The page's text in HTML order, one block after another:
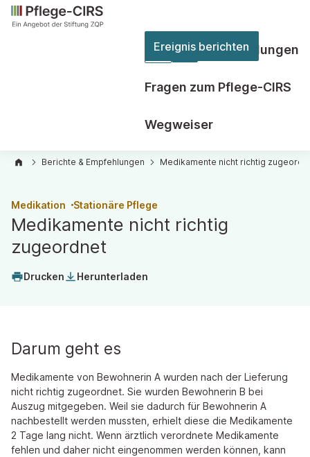
Berichte & Empfehlungen
Fragen zum Pflege-CIRS
Wegweiser
Zweite
der
öffnen
Ereignis berichten
Berichte & Empfehlungen Medikamente nicht richtig
Medikation Stationäre Pflege
Medikamente nicht richtig
zugeordnet
Drucken Herunterladen
Darum geht es
Medikamente von Bewohnerin A wurden nach der Lieferung
nicht richtig zugeordnet. Sie wurden Bewohnerin B bei
Auszug mitgegeben. Weil sie dadurch für Bewohnerin A
nachbestellt werden mussten, erhielt diese die Medikamente
2 Tage lang nicht. Wenn ärztlich verordnete Medikamente
fehlen und daher nicht eingenommen werden können, kann